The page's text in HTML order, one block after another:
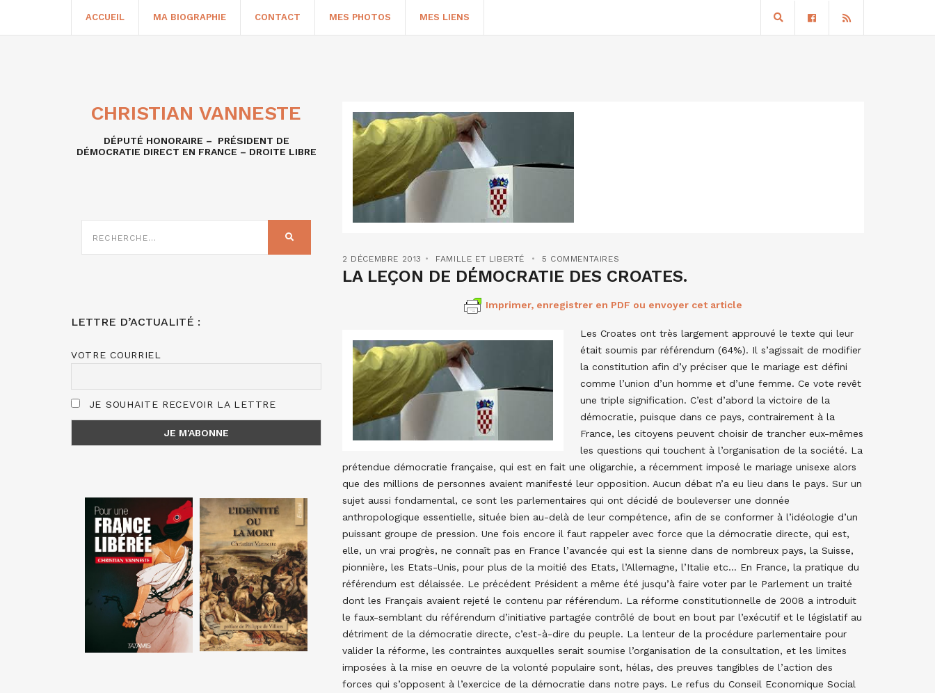
ACCUEIL MA BIOGRAPHIE CONTACT MES PHOTOS MES LIENS
2 DÉCEMBRE 2013 FAMILLE ET LIBERTÉ 5 COMMENTAIRES
LA LEÇON DE DÉMOCRATIE DES CROATES.
Imprimer, enregistrer en PDF ou envoyer cet article
Les Croates ont très largement approuvé le texte qui leur
était soumis par référendum (64%). Il s’agissait de modifier
la constitution afin d’y préciser que le mariage est défini
comme l’union d’un homme et d’une femme. Ce vote revêt
une triple signification. C’est d’abord la victoire de la
démocratie, puisque dans ce pays, contrairement à la
France, les citoyens peuvent choisir de trancher eux-mêmes
les questions qui touchent à l’organisation de la société. La
prétendue démocratie française, qui est en fait une oligarchie, a récemment imposé le mariage unisexe alors
que des millions de personnes avaient manifesté leur opposition. Aucun débat n’a eu lieu dans le pays. Sur un
sujet aussi fondamental, ce sont les parlementaires qui ont décidé de bouleverser une donnée
anthropologique essentielle, située bien au-delà de leur compétence, afin de se conformer à l’idéologie d’un
puissant groupe de pression. Une fois encore il faut rappeler avec force que la démocratie directe, qui est,
elle, un vrai progrès, ne connaît pas en France l’avancée qui est la sienne dans de nombreux pays, la Suisse,
pionnière, les Etats-Unis, pour plus de la moitié des Etats, l’Allemagne, l’Italie etc… En France, la pratique du
référendum est délaissée. Le précédent Président a même été jusqu’à faire voter par le Parlement un traité
dont les Français avaient rejeté le contenu par référendum. La réforme constitutionnelle de 2008 a introduit
le faux-semblant du référendum d’initiative partagée contrôlé de bout en bout par l’exécutif et le législatif au
détriment de la démocratie directe, c’est-à-dire du peuple. La lenteur de la procédure parlementaire pour
valider la réforme, les contraintes auxquelles serait soumise l’organisation de la consultation, et les limites
imposées à la mise en oeuvre de la volonté populaire sont, hélas, des preuves tangibles de l’action des
forces qui s’opposent à l’exercice de la démocratie dans notre pays. Le refus du Conseil Economique Social
CHRISTIAN VANNESTE
DÉPUTÉ HONORAIRE – PRÉSIDENT DE
DÉMOCRATIE DIRECT EN FRANCE – DROITE LIBRE
SUR
LETTRE D’ACTUALITÉ :
VOTRE COURRIEL
JE SOUHAITE RECEVOIR LA LETTRE